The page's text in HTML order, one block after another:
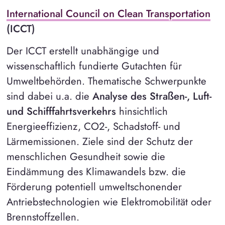
International Council on Clean Transportation
(ICCT)
Der ICCT erstellt unabhängige und
wissenschaftlich fundierte Gutachten für
Umweltbehörden. Thematische Schwerpunkte
sind dabei u.a. die Analyse des Straßen-, Luft-
und Schifffahrtsverkehrs hinsichtlich
Energieeffizienz, CO2-, Schadstoff- und
Lärmemissionen. Ziele sind der Schutz der
menschlichen Gesundheit sowie die
Eindämmung des Klimawandels bzw. die
Förderung potentiell umweltschonender
Antriebstechnologien wie Elektromobilität oder
Brennstoffzellen.